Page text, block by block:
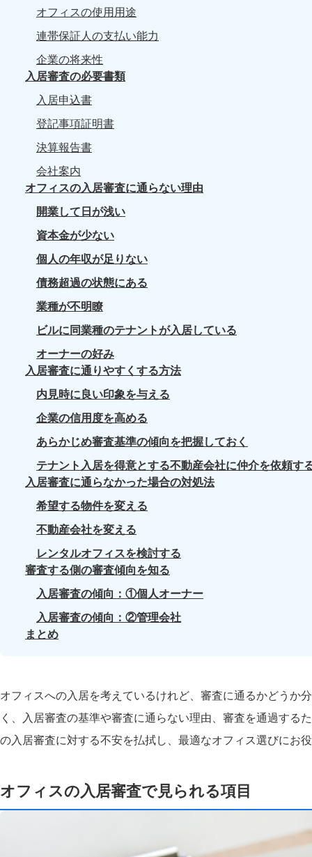
オフィスの使用用途
連帯保証人の支払い能力
企業の将来性
入居審査の必要書類
入居申込書
登記事項証明書
決算報告書
会社案内
オフィスの入居審査に通らない理由
開業して日が浅い
資本金が少ない
個人の年収が足りない
債務超過の状態にある
業種が不明瞭
ビルに同業種のテナントが入居している
オーナーの好み
入居審査に通りやすくする方法
内見時に良い印象を与える
企業の信用度を高める
あらかじめ審査基準の傾向を把握しておく
テナント入居を得意とする不動産会社に仲介を依頼す
入居審査に通らなかった場合の対処法
希望する物件を変える
不動産会社を変える
レンタルオフィスを検討する
審査する側の審査傾向を知る
入居審査の傾向：①個人オーナー
入居審査の傾向：②管理会社
まとめ
オフィスへの入居を考えているけれど、審査に通るかどうか
く、入居審査の基準や審査に通らない理由、審査を通過す
の入居審査に対する不安を払拭し、最適なオフィス選びにお
オフィスの入居審査で見られる項目